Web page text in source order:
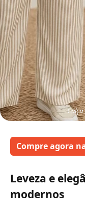
Compre agora
Leveza e
modernos